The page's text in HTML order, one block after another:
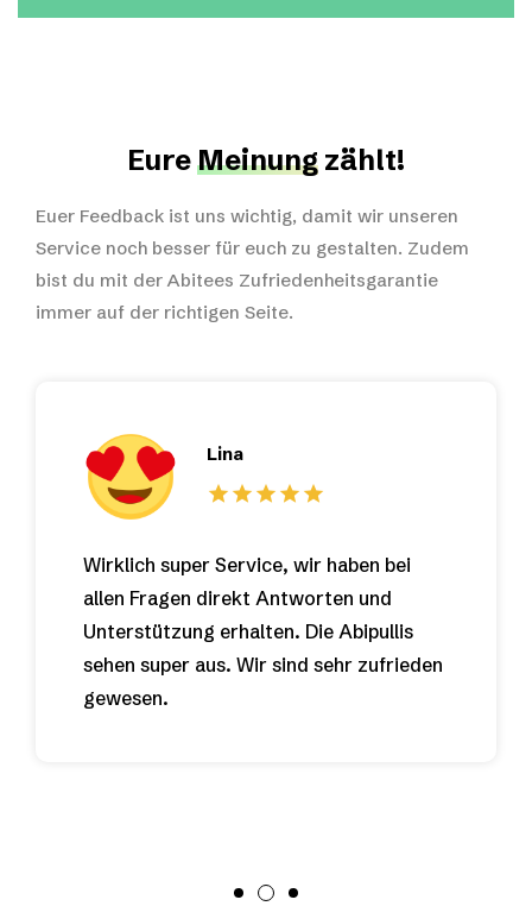
EureMeinung zählt!
Euer Feedback ist uns wichtig, damit wir unseren
Service noch besser für euch zu gestalten. Zudem
bist du mit der Abitees Zufriedenheitsgarantie
immer auf der richtigen Seite.
Lina
Wirklich super Service, wir haben bei
allen Fragen direkt Antworten und
Unterstützung erhalten. Die Abipullis
sehen super aus. Wir sind sehr zufrieden
gewesen.